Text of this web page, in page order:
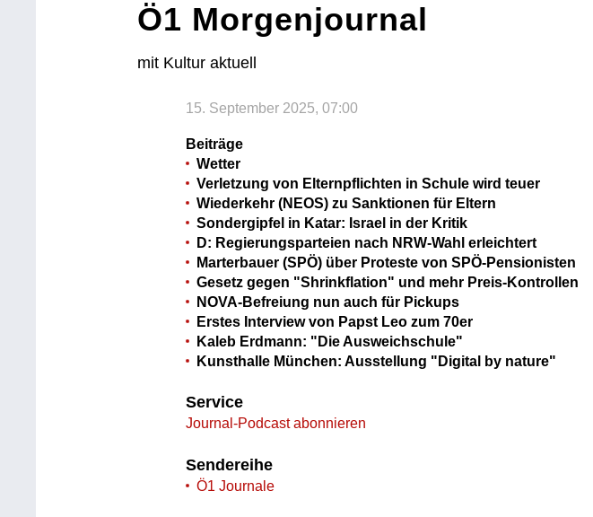
Ö1 Morgenjournal
mit Kultur aktuell
15. September 2025, 07:00
Beiträge
Wetter
Verletzung von Elternpflichten in Schule wird teuer
Wiederkehr (NEOS) zu Sanktionen für Eltern
Sondergipfel in Katar: Israel in der Kritik
D: Regierungsparteien nach NRW-Wahl erleichtert
Marterbauer (SPÖ) über Proteste von SPÖ-Pensionisten
Gesetz gegen "Shrinkflation" und mehr Preis-Kontrollen
NOVA-Befreiung nun auch für Pickups
Erstes Interview von Papst Leo zum 70er
Kaleb Erdmann: "Die Ausweichschule"
Kunsthalle München: Ausstellung "Digital by nature"
Service
Journal-Podcast abonnieren
Sendereihe
Ö1 Journale